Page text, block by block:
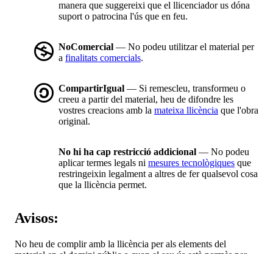
manera que suggereixi que el llicenciador us dóna
suport o patrocina l'ús que en feu.
NoComercial — No podeu utilitzar el material per
a finalitats comercials.
CompartirIgual — Si remescleu, transformeu o
creeu a partir del material, heu de difondre les
vostres creacions amb la mateixa llicència que l'obra
original.
No hi ha cap restricció addicional — No podeu
aplicar termes legals ni mesures tecnològiques que
restringeixin legalment a altres de fer qualsevol cosa
que la llicència permet.
Avisos:
No heu de complir amb la llicència per als elements del